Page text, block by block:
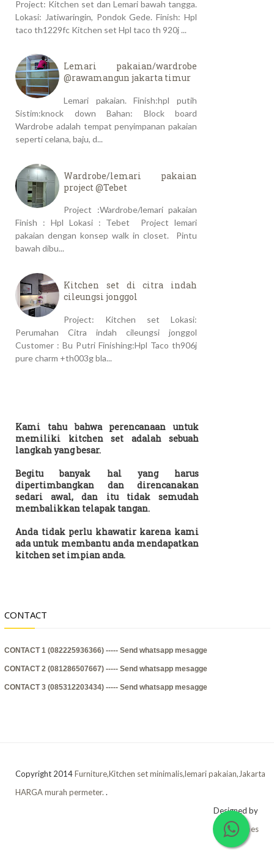
Project: Kitchen set dan Lemari bawah tangga.
Lokasi: Jatiwaringin, Pondok Gede. Finish: Hpl
taco th1229fc Kitchen set Hpl taco th 920j ...
Lemari pakaian/wardrobe
@rawamangun jakarta timur
Lemari pakaian. Finish:hpl putih
Sistim:knock down Bahan: Block board
Wardrobe adalah tempat penyimpanan pakaian
seperti celana, baju, d...
Wardrobe/lemari pakaian
project @Tebet
Project :Wardrobe/lemari pakaian
Finish : Hpl Lokasi : Tebet Project lemari
pakaian dengan konsep walk in closet. Pintu
bawah dibu...
Kitchen set di citra indah
cileungsi jonggol
Project: Kitchen set Lokasi:
Perumahan Citra indah cileungsi jonggol
Customer : Bu Putri Finishing:Hpl Taco th906j
pure charm +th003g bla...
Kami tahu bahwa perencanaan untuk
memiliki kitchen set adalah sebuah
langkah yang besar.
Begitu banyak hal yang harus
dipertimbangkan dan direncanakan
sedari awal, dan itu tidak semudah
membalikkan telapak tangan.
Anda tidak perlu khawatir karena kami
ada untuk membantu anda mendapatkan
kitchen set impian anda.
CONTACT
CONTACT 1 (082225936366) ----- Send whatsapp mesagge
CONTACT 2 (081286507667) ----- Send whatsapp mesagge
CONTACT 3 (085312203434) ----- Send whatsapp mesagge
Copyright 2014Furniture,Kitchen set minimalis,lemari pakaian,Jakarta
HARGA murah permeter. .
Designed by
OddThemes